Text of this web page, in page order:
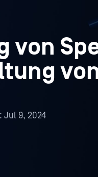
von
Jul 9, 2024